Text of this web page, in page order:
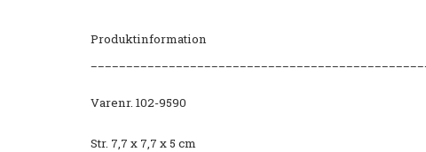
Produktinformation
Varenr. 102-9590
Str. 7,7 x 7,7 x 5 cm